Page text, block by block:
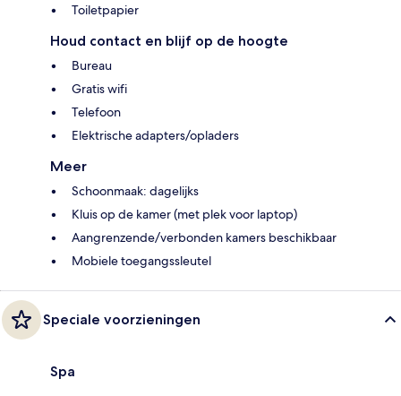
Toiletpapier
Houd contact en blijf op de hoogte
Bureau
Gratis wifi
Telefoon
Elektrische adapters/opladers
Meer
Schoonmaak: dagelijks
Kluis op de kamer (met plek voor laptop)
Aangrenzende/verbonden kamers beschikbaar
Mobiele toegangssleutel
Speciale voorzieningen
Spa